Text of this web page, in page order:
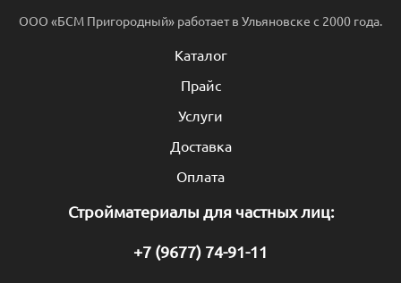
ООО «БСМ Пригородный» работает в Ульяновске с 2000 года.
Каталог
Прайс
Услуги
Доставка
Оплата
Стройматериалы для частных лиц:
+7 (9677) 74-91-11